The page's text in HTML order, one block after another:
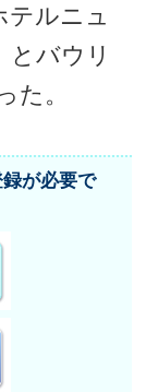
ルニュ
とバウリ
た。
が必要で